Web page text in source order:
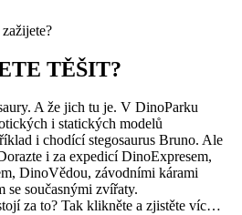
TĚŠIT?
A že jich tu je. V DinoParku
i statických modelů
i chodící stegosaurus Bruno. Ale
i za expedicí DinoExpresem,
DinoVědou, závodními kárami
se současnými zvířaty.
za to? Tak klikněte a zjistěte víc…